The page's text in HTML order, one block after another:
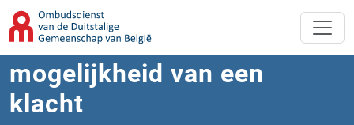
Overslaan naar hoofdinhoud
Spring naar navigatie
mogelijkheid van een
klacht